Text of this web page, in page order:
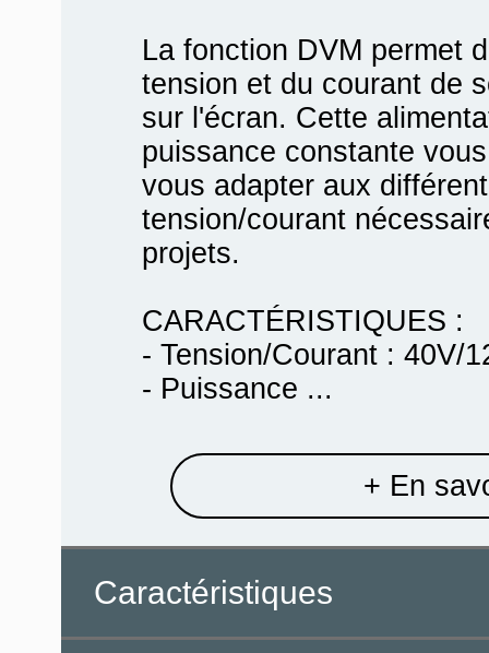
La fonction DVM permet
tension et du courant de
sur l'écran. Cette
puissance constante
vous adapter aux
tension/courant
projets.
CARACTÉRISTIQUES :
- Tension/Courant : 40V/
- Puissance ...
+ En
Caractéristiques